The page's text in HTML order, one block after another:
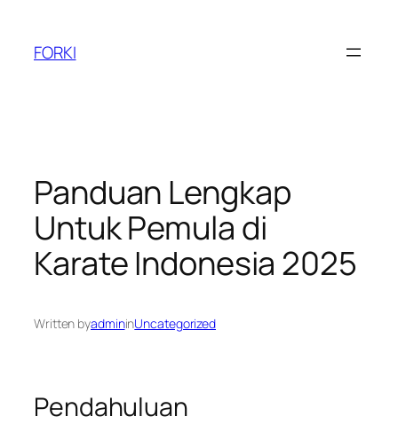
content
FORKI
Panduan Lengkap
Untuk Pemula di
Karate Indonesia 2025
Written byadmininUncategorized
Pendahuluan